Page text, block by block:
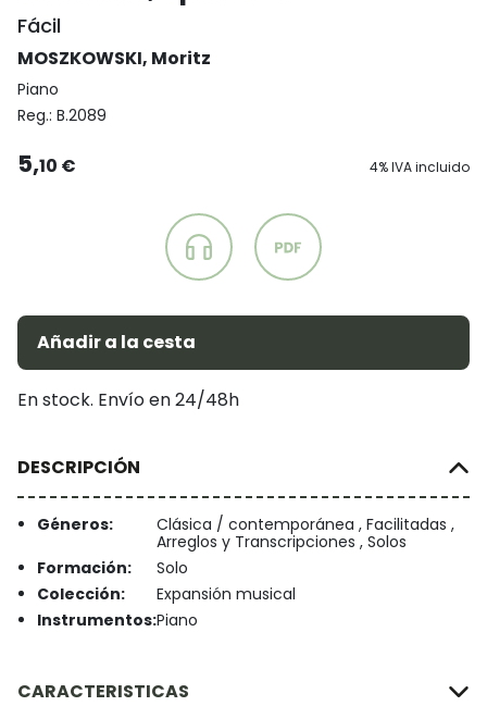
Fácil
MOSZKOWSKI, Moritz
Piano
Reg.: B.2089
5,10 € 4% IVA incluido
Añadir a la cesta
En stock. Envío en 24/48h
DESCRIPCIÓN
Géneros:
Clásica / contemporánea , Facilitadas ,
Arreglos y Transcripciones , Solos
Formación:
Solo
Colección:
Expansión musical
Instrumentos:Piano
CARACTERISTICAS